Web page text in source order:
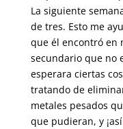
La siguiente
de tres. Esto me
que él encontró en
secundario que no
esperara ciertas
tratando de
metales pesados
que pudieran, y